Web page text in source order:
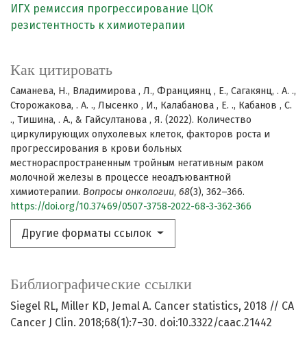
ИГХ ремиссия прогрессирование ЦОК
резистентность к химиотерапии
Как цитировать
Саманева, Н., Владимирова , Л., Франциянц , Е., Сагакянц, . А. .,
Сторожакова, . А. ., Лысенко , И., Калабанова , Е. ., Кабанов , С.
., Тишина, . А., & Гайсултанова , Я. (2022). Количество
циркулирующих опухолевых клеток, факторов роста и
прогрессирования в крови больных
местнораспространенным тройным негативным раком
молочной железы в процессе неоадъювантной
химиотерапии. Вопросы онкологии, 68(3), 362–366.
https://doi.org/10.37469/0507-3758-2022-68-3-362-366
Другие форматы ссылок
Библиографические ссылки
Siegel RL, Miller KD, Jemal A. Cancer statistics, 2018 // CA
Cancer J Clin. 2018;68(1):7–30. doi:10.3322/caac.21442